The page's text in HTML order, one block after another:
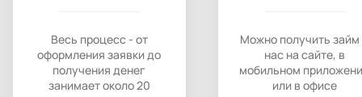
Весь процесс - от
оформления заявки до
получения денег
занимает около 20
Можно получить займ
нас на сайте, в
мобильном
или в офисе